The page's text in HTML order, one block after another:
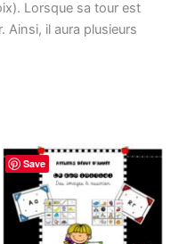
Lorsque sa tour est
Ainsi, il aura plusieurs
Save